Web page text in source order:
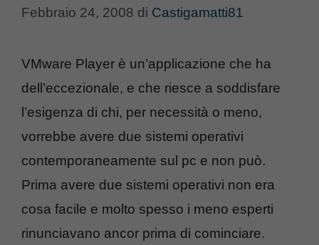
Febbraio 24, 2008 di Castigamatti81
VMware Player è un’applicazione che ha
dell’eccezionale, e che riesce a soddisfare
l’esigenza di chi, per necessità o meno,
vorrebbe avere due sistemi operativi
contemporaneamente sul pc e non può.
Prima avere due sistemi operativi non era
cosa facile e molto spesso i meno esperti
rinunciavano ancor prima di cominciare.